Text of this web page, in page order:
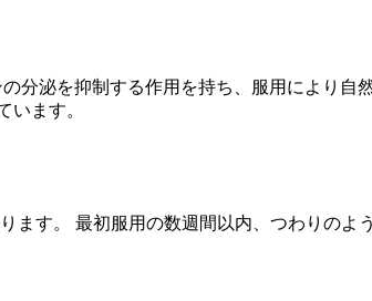
分泌を抑制する作用を持ち、服用により
います。
ます。 最初服用の数週間以内、つわりの